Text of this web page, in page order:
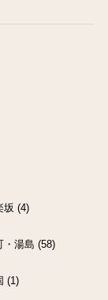
坂 (4)
・湯島 (58)
(1)